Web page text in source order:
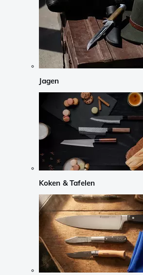
Jagen
Koken & Tafelen